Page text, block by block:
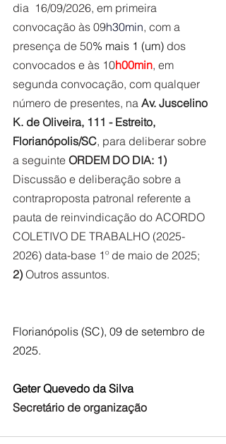
dia  16/09/2026, em primeira
convocação às 09h30min, com a
presença de 50% mais 1 (um) dos
convocados e às 10h00min, em
segunda convocação, com qualquer
número de presentes, na Av. Juscelino
K. de Oliveira, 111 - Estreito,
Florianópolis/SC, para deliberar sobre
a seguinte ORDEM DO DIA: 1)
Discussão e deliberação sobre a
contraproposta patronal referente a
pauta de reinvindicação do ACORDO
COLETIVO DE TRABALHO (2025-
2026) data-base 1º de maio de 2025;
2) Outros assuntos.
Florianópolis (SC), 09 de setembro de
2025.
Geter Quevedo da Silva
Secretário de organização